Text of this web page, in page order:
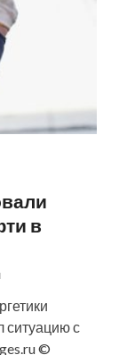
в
ситуацию с
©